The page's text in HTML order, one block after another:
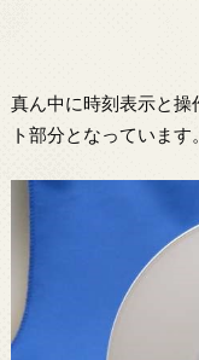
真ん中に時刻表示と操
ト部分となっています